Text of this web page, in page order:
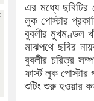
এর মধ্যে ছবিটির
লুক পোস্টার
বুবলীর মুখমণ্ডল
মাঝপথে ছবির
বুবলীর চরিত্র
ফার্স্ট লুক
শুটিং শুরু হওয়ার